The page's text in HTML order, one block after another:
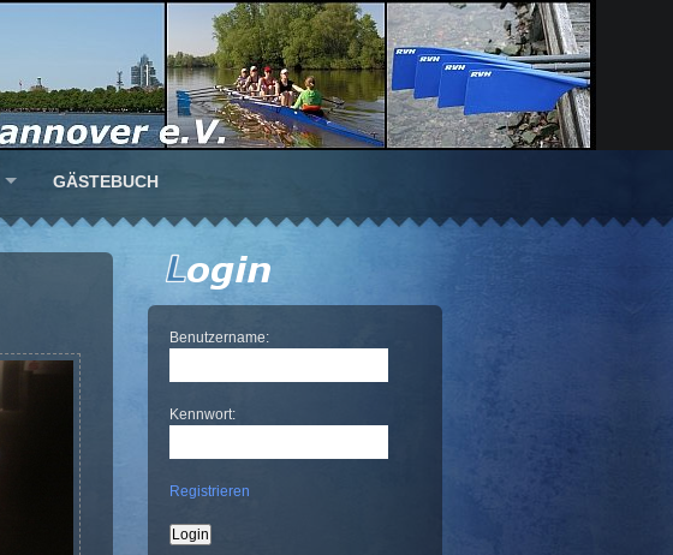
GÄSTEBUCH
Benutzername:
Kennwort:
Registrieren